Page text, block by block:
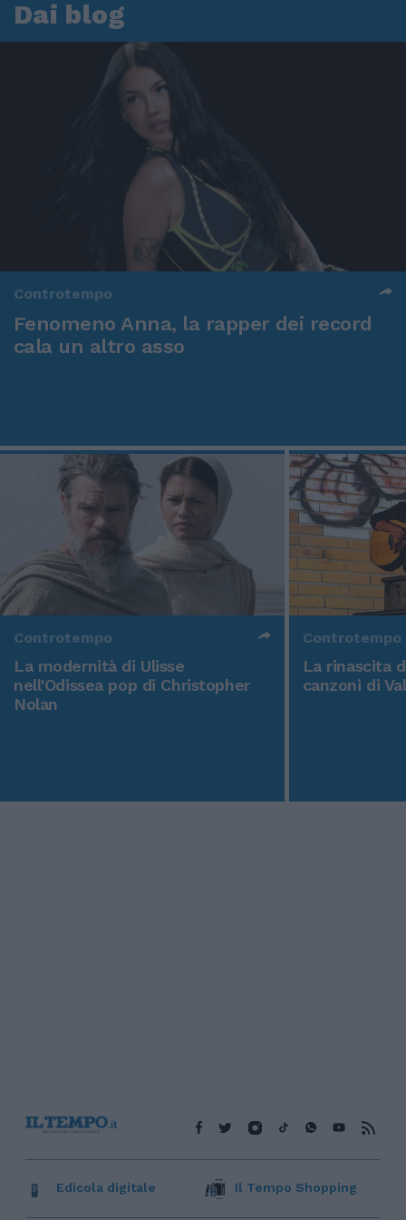
Dai blog
Controtempo
Fenomeno Anna, la rapper dei record
cala un altro asso
Controtempo
La modernità di Ulisse
nell'Odissea pop di Christopher
Nolan
Controtempo
La rinascita
canzoni di
Edicola digitale Il Tempo Shopping